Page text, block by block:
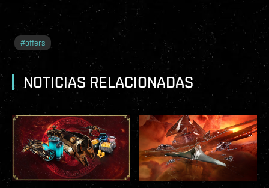
#offers
NOTICIAS RELACIONADAS